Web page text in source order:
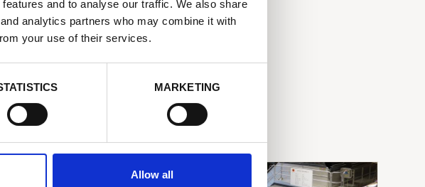
and to analyse our traffic. We also share
analytics partners who may combine it with
your use of their services.
MARKETING
Allow all